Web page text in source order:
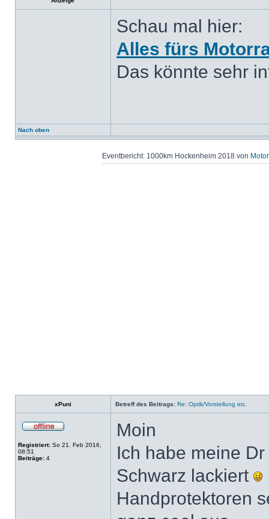
Schau mal hier:
Alles fürs
Das könnte sehr
Nach oben
Eventbericht: 1000km Hockenheim 2018 von
xPuni Betreff des Beitrags: Re: Optik/Vorstellung etc.
Registriert: So 21. Feb 2016,
08:51
Beiträge: 4
Moin
Ich habe meine
Schwarz lackiert
Handprotektoren